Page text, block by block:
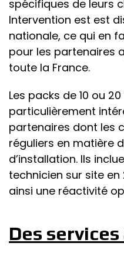
spécifiques de leurs
Intervention est est
nationale, ce qui en
pour les partenaires
toute la France.
Les packs de 10 ou
particulièrement
partenaires dont les
réguliers en matière
d’installation. Ils
technicien sur site
ainsi une réactivité
Des